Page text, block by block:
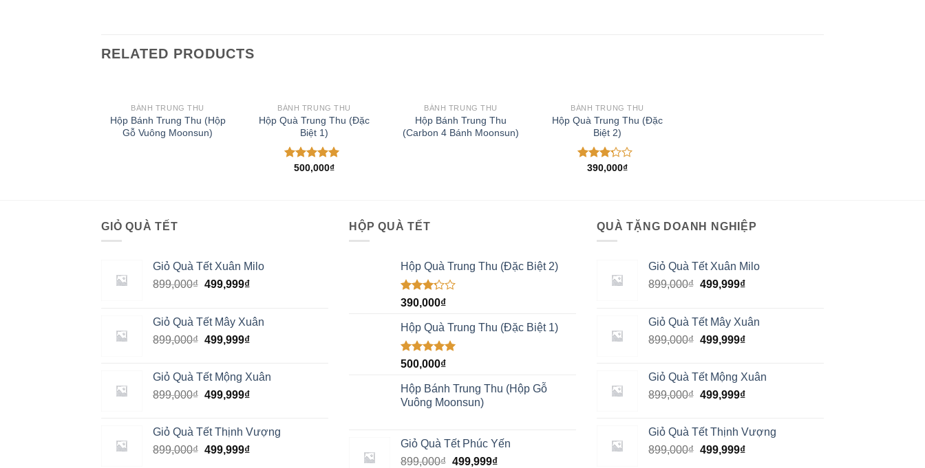
RELATED PRODUCTS
Add to
Wishlist
BÁNH TRUNG THU
Hộp Bánh Trung Thu (Hộp
Gỗ Vuông Moonsun)
Add to
Wishlist
BÁNH TRUNG THU
Hộp Quà Trung Thu (Đặc
Biệt 1)
Được xếp
500,000₫
Add to
BÁNH TRUNG THU
Hộp Bánh Trung Thu
(Carbon 4 Bánh Moonsun)
Add to
Wishlist
BÁNH TRUNG THU
Hộp Quà Trung Thu (Đặc
Biệt 2)
Được
390,000₫
GIỎ QUÀ TẾT
Giỏ Quà Tết Xuân Milo
899,000₫ 499,999₫
Giỏ Quà Tết Mây Xuân
899,000₫ 499,999₫
Giỏ Quà Tết Mộng Xuân
899,000₫ 499,999₫
Giỏ Quà Tết Thịnh Vượng
899,000₫ 499,999₫
HỘP QUÀ TẾT
Hộp Quà Trung Thu (Đặc Biệt 2)
Được
hạng
3.005
sao
390,000₫
Hộp Quà Trung Thu (Đặc Biệt 1)
Được xếp
5 sao
500,000₫
Hộp Bánh Trung Thu (Hộp Gỗ
Vuông Moonsun)
Giỏ Quà Tết Phúc Yến
899,000₫ 499,999₫
QUÀ TẶNG DOANH NGHIỆP
Giỏ Quà Tết Xuân Milo
899,000₫ 499,999₫
Giỏ Quà Tết Mây Xuân
899,000₫ 499,999₫
Giỏ Quà Tết Mộng Xuân
899,000₫ 499,999₫
Giỏ Quà Tết Thịnh Vượng
899,000₫ 499,999₫